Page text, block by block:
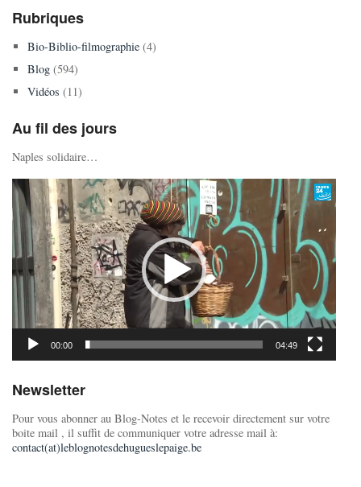
Rubriques
Bio-Biblio-filmographie(4)
Blog(594)
Vidéos (11)
Au fil des jours
Naples solidaire…
Lecteur
vidéo
00:00 04:49
Newsletter
Pour vous abonner au Blog-Notes et le recevoir directement sur votre
boite mail , il suffit de communiquer votre adresse mail à:
contact(at)leblognotesdehugueslepaige.be